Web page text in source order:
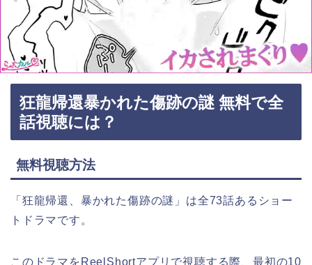
狂龍帰還暴かれた傷跡の謎 無料で全
話視聴には？
無料視聴方法
「狂龍帰還、暴かれた傷跡の謎 」 は全73話あるショー
トドラマです。
このドラマをReelShortアプリで視聴する際、最初の10